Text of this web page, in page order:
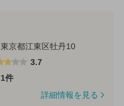
東京都江東区牡丹10
3.7
1件
詳細情報を見る